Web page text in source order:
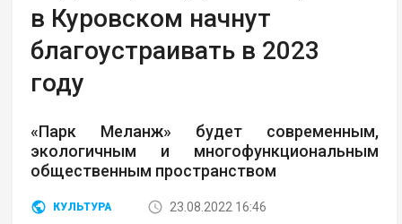
в Куровском начнут
благоустраивать в 2023
году
«Парк Меланж» будет современным,
экологичным и многофункциональным
общественным пространством
КУЛЬТУРА
23.08.2022 16:46